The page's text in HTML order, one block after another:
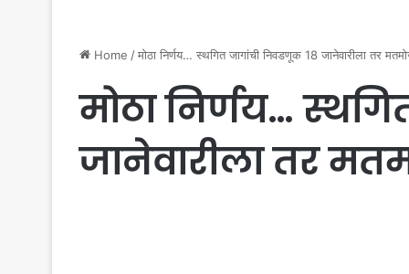
Home /मोठा निर्णय… स्थगित जागांची निवडणूक 18 जानेवारीला तर
मोठा निर्णय…
जानेवारीला तर